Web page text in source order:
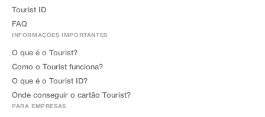
Tourist ID
FAQ
INFORMAÇÕES IMPORTANTES
O que é o Tourist?
Como o Tourist funciona?
O que é o Tourist ID?
Onde conseguir o cartão Tourist?
PARA EMPRESAS